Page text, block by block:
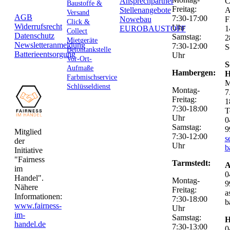
AGB
Widerrufsrecht
Datenschutz
Newsletteranmeldung
Batterieentsorgung
Mitglied
der
Initiative
"Fairness
im
Handel".
Nähere
Informationen:
www.fairness-
im-
handel.de
Baustoffe &
Versand
Click &
Collect
Mietgeräte
Betontankstelle
Vor-Ort-
Aufmaße
Farbmischservice
Schlüsseldienst
Stellenangebote
Nowebau
EUROBAUSTOFF
Freitag:
7:30-17:00
Uhr
Samstag:
7:30-12:00
Uhr
Hambergen:
Montag-
Freitag:
7:30-18:00
Uhr
Samstag:
7:30-12:00
Uhr
Tarmstedt:
Montag-
Freitag:
7:30-18:00
Uhr
Samstag:
7:30-13:00